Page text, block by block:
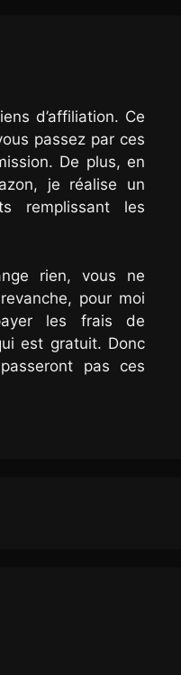
d’affiliation. Ce
passez par ces
De plus, en
je réalise un
remplissant les
rien, vous ne
pour moi
les frais de
est gratuit. Donc
pas ces